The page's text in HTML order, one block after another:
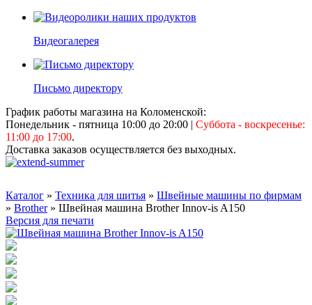
Видеогалерея
Письмо директору
График работы магазина на Коломенской:
Понедельник - пятница 10:00 до 20:00 | Суббота - воскресенье:
11:00 до 17:00.
Доставка заказов осуществляется без выходных.
Каталог » Техника для шитья » Швейные машины по фирмам
» Brother» Швейная машина Brother Innov-is A150
Версия для печати